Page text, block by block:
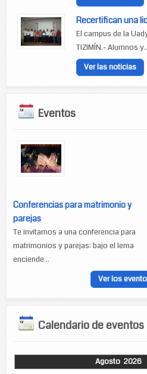
Recertifican una
El campus de la
TIZIMÍN.- Alumnos
Ver las noticias
Eventos
Conferencias para matrimonio y
parejas
Te invitamos a una conferencia para
matrimonios y parejas: bajo el lema
enciende...
Ver los
Calendario de eventos
Agosto 2026